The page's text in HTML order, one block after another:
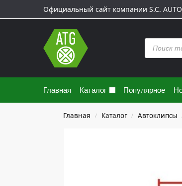
Официальный сайт компании S.C.
Главная Каталог Популярное
Главная / Каталог / Автоклипсы